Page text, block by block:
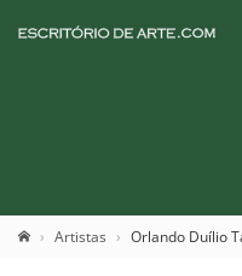
Artistas Orlando Duílio